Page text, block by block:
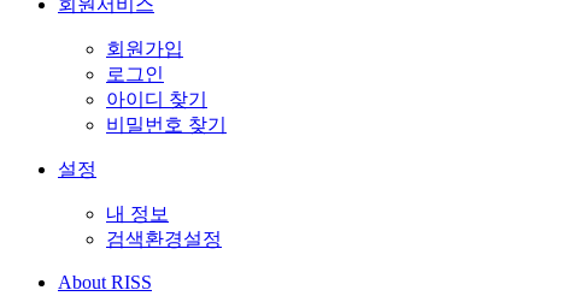
회원서비스
회원가입
로그인
아이디 찾기
비밀번호 찾기
설정
내 정보
검색환경설정
About RISS